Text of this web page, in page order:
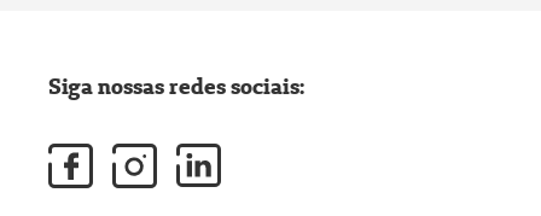
Siga nossas redes sociais: